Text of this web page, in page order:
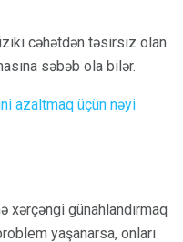
cəhətdən təsirsiz olan
səbəb ola bilər.
azaltmaq üçün nəyi
xərçəngi günahlandırmaq
yaşanarsa, onları